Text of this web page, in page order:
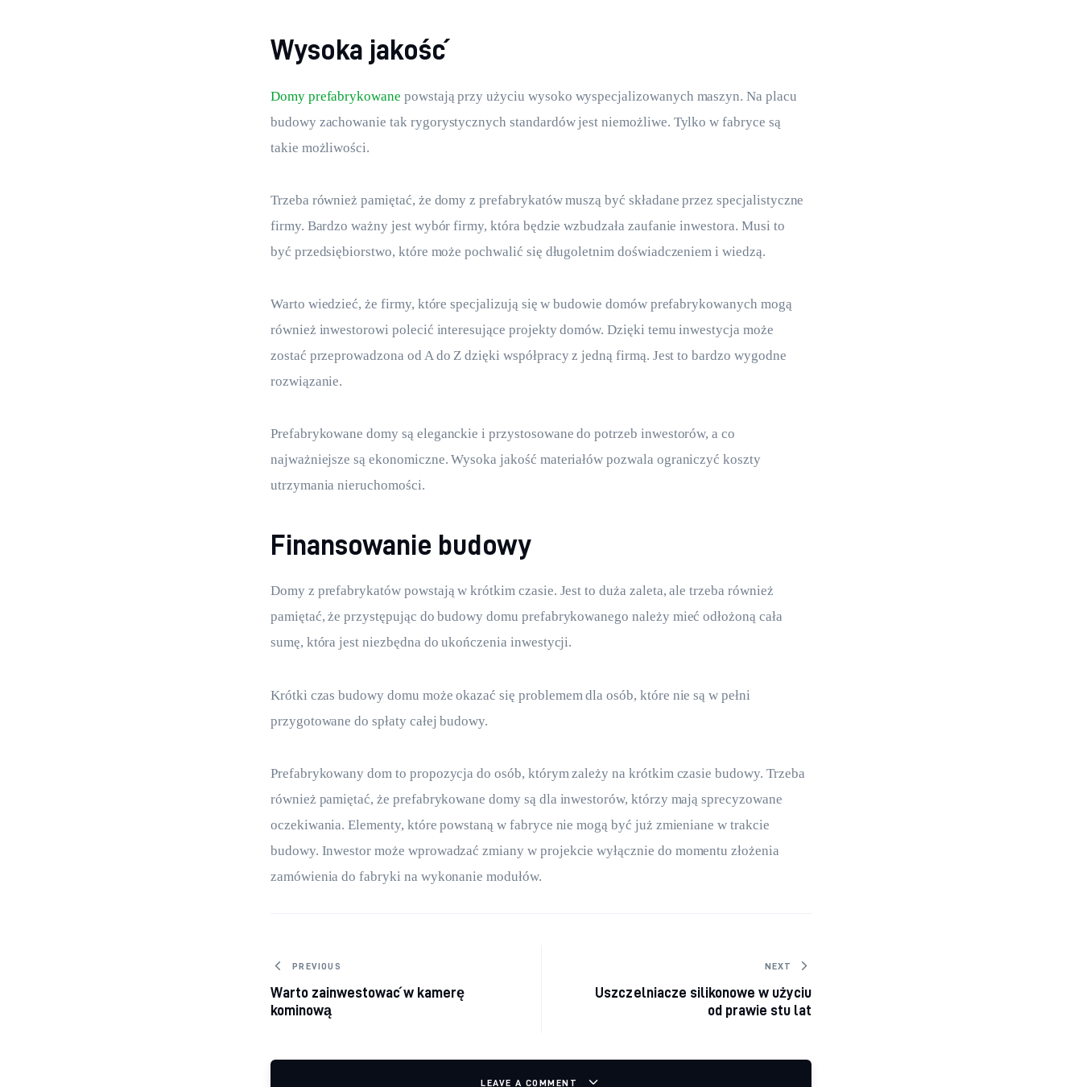
Wysoka jakość
Domy prefabrykowane powstają przy użyciu wysoko wyspecjalizowanych maszyn. Na placu
budowy zachowanie tak rygorystycznych standardów jest niemożliwe. Tylko w fabryce są
takie możliwości.
Trzeba również pamiętać, że domy z prefabrykatów muszą być składane przez specjalistyczne
firmy. Bardzo ważny jest wybór firmy, która będzie wzbudzała zaufanie inwestora. Musi to
być przedsiębiorstwo, które może pochwalić się długoletnim doświadczeniem i wiedzą.
Warto wiedzieć, że firmy, które specjalizują się w budowie domów prefabrykowanych mogą
również inwestorowi polecić interesujące projekty domów. Dzięki temu inwestycja może
zostać przeprowadzona od A do Z dzięki współpracy z jedną firmą. Jest to bardzo wygodne
rozwiązanie.
Prefabrykowane domy są eleganckie i przystosowane do potrzeb inwestorów, a co
najważniejsze są ekonomiczne. Wysoka jakość materiałów pozwala ograniczyć koszty
utrzymania nieruchomości.
Finansowanie budowy
Domy z prefabrykatów powstają w krótkim czasie. Jest to duża zaleta, ale trzeba również
pamiętać, że przystępując do budowy domu prefabrykowanego należy mieć odłożoną cała
sumę, która jest niezbędna do ukończenia inwestycji.
Krótki czas budowy domu może okazać się problemem dla osób, które nie są w pełni
przygotowane do spłaty całej budowy.
Prefabrykowany dom to propozycja do osób, którym zależy na krótkim czasie budowy. Trzeba
również pamiętać, że prefabrykowane domy są dla inwestorów, którzy mają sprecyzowane
oczekiwania. Elementy, które powstaną w fabryce nie mogą być już zmieniane w trakcie
budowy. Inwestor może wprowadzać zmiany w projekcie wyłącznie do momentu złożenia
zamówienia do fabryki na wykonanie modułów.
Nawigacja wpisu
PREVIOUS
Warto zainwestować w kamerę
kominową
NEXT
Uszczelniacze silikonowe w użyciu
od prawie stu lat
LEAVE A COMMENT